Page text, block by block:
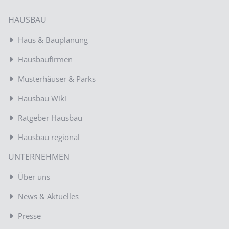
HAUSBAU
Haus & Bauplanung
Hausbaufirmen
Musterhäuser & Parks
Hausbau Wiki
Ratgeber Hausbau
Hausbau regional
UNTERNEHMEN
Über uns
News & Aktuelles
Presse